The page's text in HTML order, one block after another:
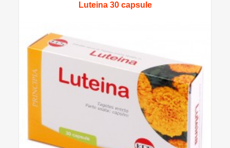
Luteina 30 capsule